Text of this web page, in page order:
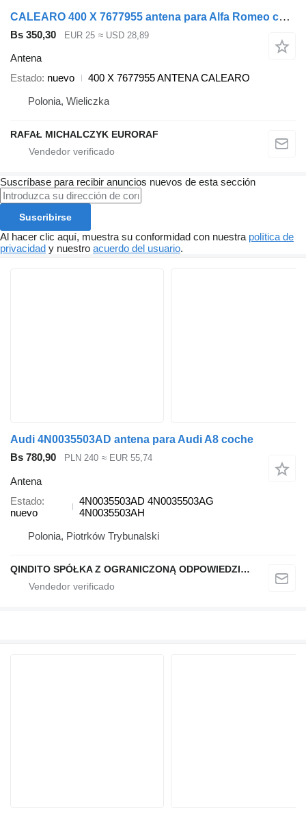
CALEARO 400 X 7677955 antena para Alfa Romeo coche
Bs 350,30 EUR 25 ≈ USD 28,89
Antena
Estado nuevo
400 X 7677955 ANTENA CALEARO
Polonia, Wieliczka
RAFAŁ MICHALCZYK EURORAF
Suscríbase para recibir anuncios nuevos de esta sección
Suscribirse
Al hacer clic aquí, muestra su conformidad con nuestra política de
privacidad y nuestro acuerdo del usuario.
Audi 4N0035503AD antena para Audi A8 coche
Bs 780,90
PLN 240 ≈ EUR 55,74
Antena
Estado
nuevo
4N0035503AD 4N0035503AG
4N0035503AH
Polonia, Piotrków Trybunalski
QINDITO SPÓŁKA Z OGRANICZONĄ ODPOWIEDZIALNOŚCIĄ